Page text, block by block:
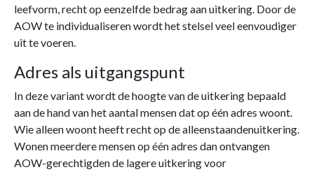
leefvorm, recht op eenzelfde bedrag aan uitkering. Door de
AOW te individualiseren wordt het stelsel veel eenvoudiger
uit te voeren.
Adres als uitgangspunt
In deze variant wordt de hoogte van de uitkering bepaald
aan de hand van het aantal mensen dat op één adres woont.
Wie alleen woont heeft recht op de alleenstaandenuitkering.
Wonen meerdere mensen op één adres dan ontvangen
AOW-gerechtigden de lagere uitkering voor